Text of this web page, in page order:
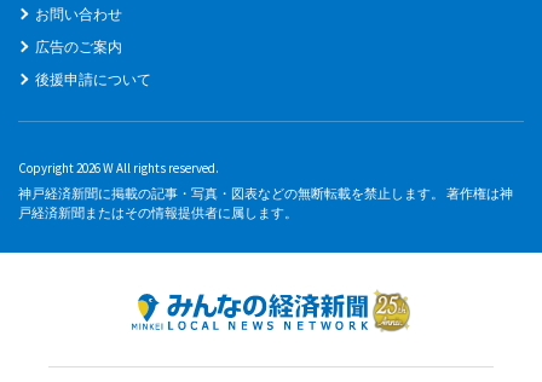
お問い合わせ
広告のご案内
後援申請について
Copyright 2026 W All rights reserved.
神戸経済新聞に掲載の記事・写真・図表などの無断転載を禁止します。 著作権は神
戸経済新聞またはその情報提供者に属します。